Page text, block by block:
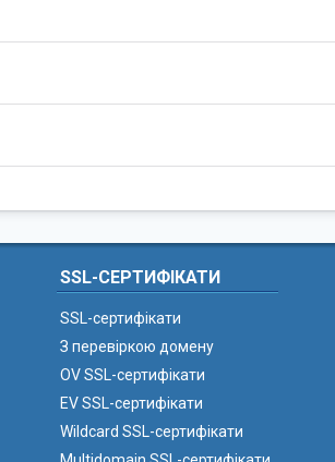
SSL-СЕРТИФІКАТИ
SSL-сертифікати
З перевіркою домену
OV SSL-сертифікати
EV SSL-сертифікати
Wildcard SSL-сертифікати